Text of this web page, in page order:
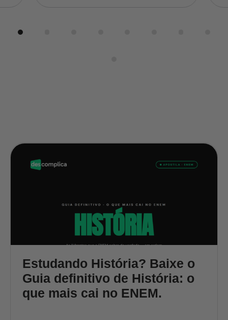
Estudando História? Baixe o
Guia definitivo de História: o
que mais cai no ENEM.